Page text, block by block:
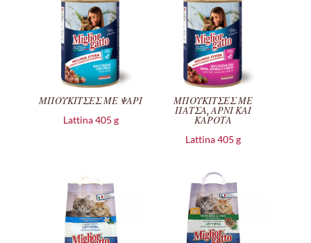
ΜΠΟΥΚΙΤΣΕΣ ΜΕ ΨΑΡΙ
Lattina 405 g
ΜΠΟΥΚΙΤΣΕΣ ΜΕ
ΠΑΤΣΑ, ΑΡΝΙ ΚΑΙ
ΚΑΡΟΤΑ
Lattina 405 g